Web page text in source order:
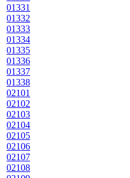
01331
01332
01333
01334
01335
01336
01337
01338
02101
02102
02103
02104
02105
02106
02107
02108